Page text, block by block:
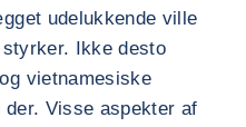
udelukkende ville
Ikke desto
vietnamesiske
Visse aspekter af